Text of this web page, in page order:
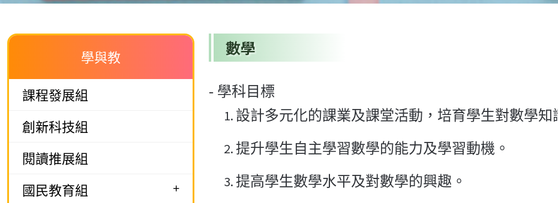
學與教
課程發展組
創新科技組
閱讀推展組
國民教育組
+
數學
- 學科目標
設計多元化的課業及課堂活動，培育學生對數學知
提升學生自主學習數學的能力及學習動機。
提高學生數學水平及對數學的興趣。